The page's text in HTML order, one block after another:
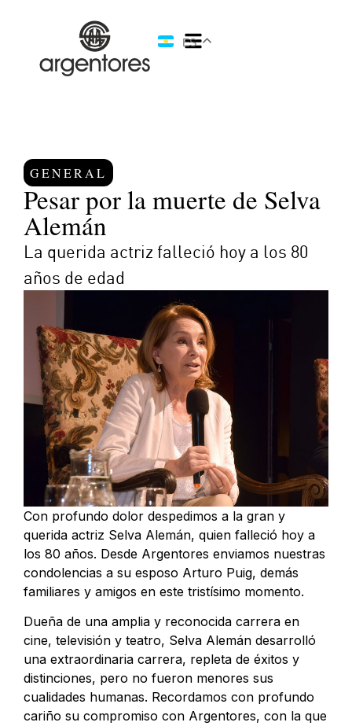
ES
GENERAL
Pesar por la muerte de Selva
Alemán
La querida actriz falleció hoy a los 80
años de edad
Con profundo dolor despedimos a la gran y
querida actriz Selva Alemán, quien falleció hoy a
los 80 años. Desde Argentores enviamos nuestras
condolencias a su esposo Arturo Puig, demás
familiares y amigos en este tristísimo momento.
Dueña de una amplia y reconocida carrera en
cine, televisión y teatro, Selva Alemán desarrolló
una extraordinaria carrera, repleta de éxitos y
distinciones, pero no fueron menores sus
cualidades humanas. Recordamos con profundo
cariño su compromiso con Argentores, con la que